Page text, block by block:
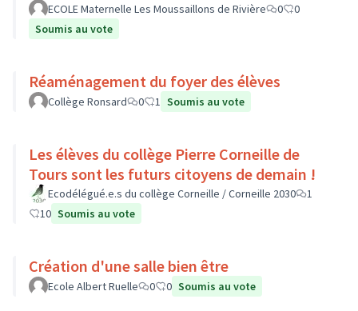
ECOLE Maternelle Les Moussaillons de Rivière 0
0
Soumis au vote
Réaménagement du foyer des élèves
Collège Ronsard 0 1 Soumis au vote
Les élèves du collège Pierre Corneille de
Tours sont les futurs citoyens de demain !
Ecodélégué.e.s du collège Corneille / Corneille 2030
1
10 Soumis au vote
Création d'une salle bien être
Ecole Albert Ruelle 0 0 Soumis au vote